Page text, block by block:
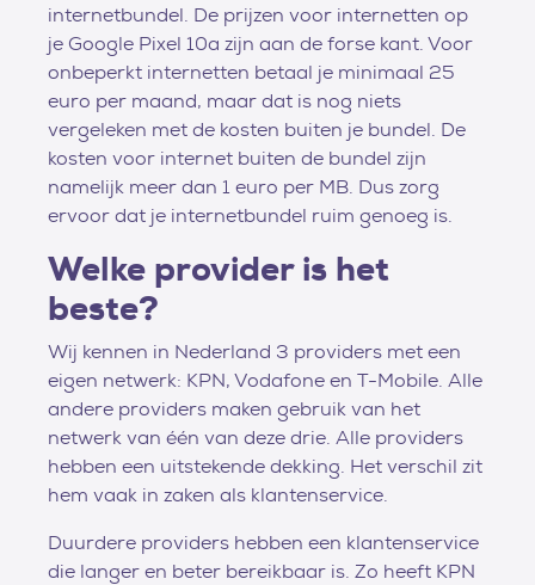
internetbundel. De prijzen voor internetten op
je Google Pixel 10a zijn aan de forse kant. Voor
onbeperkt internetten betaal je minimaal 25
euro per maand, maar dat is nog niets
vergeleken met de kosten buiten je bundel. De
kosten voor internet buiten de bundel zijn
namelijk meer dan 1 euro per MB. Dus zorg
ervoor dat je internetbundel ruim genoeg is.
Welke provider is het
beste?
Wij kennen in Nederland 3 providers met een
eigen netwerk: KPN, Vodafone en T-Mobile. Alle
andere providers maken gebruik van het
netwerk van één van deze drie. Alle providers
hebben een uitstekende dekking. Het verschil zit
hem vaak in zaken als klantenservice.
Duurdere providers hebben een klantenservice
die langer en beter bereikbaar is. Zo heeft KPN